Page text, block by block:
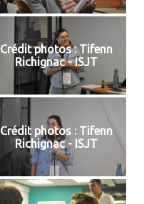
Crédit photos : Tifenn
Richignac - ISJT
Crédit photos : Tifenn
Richignac - ISJT